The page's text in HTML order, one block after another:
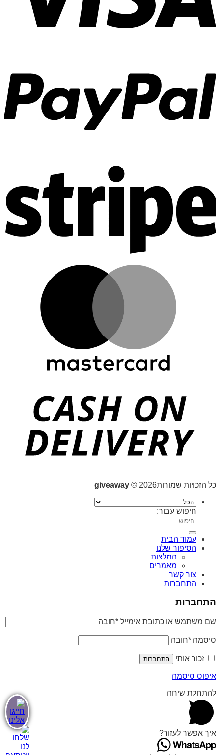
כל הזכויות שמורות2026 © giveaway
חיפוש עבור:
עמוד הבית
הסיפור שלנו
המלצות
מאמרים
צור קשר
התחברות
התחברות
שם משתמש או כתובת אימייל *חובה
סיסמה *חובה
זכור אותי התחברות
איפוס סיסמה
להתחלת שיחה
איך אפשר לעזור?